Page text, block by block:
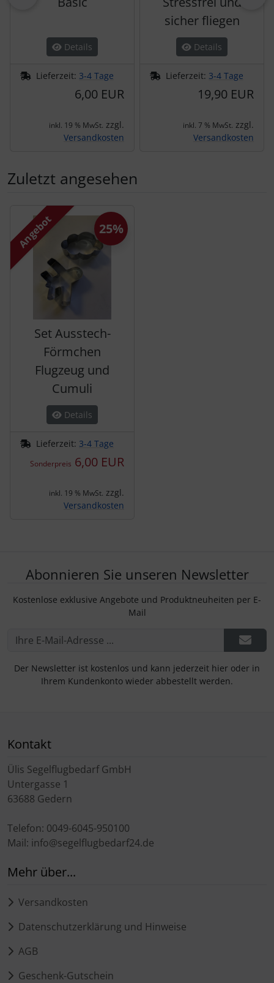
Details
Lieferzeit: 3-4 Tage
6,00 EUR
inkl. 19 % MwSt. zzgl.
Versandkosten
sicher fliegen
Details
Lieferzeit: 3-4 Tage
19,90 EUR
inkl. 7 % MwSt. zzgl.
Versandkosten
Zuletzt angesehen
Es folgt ein Produktslider - navigieren Sie mit der Tab-
Angebot
Set Ausstech-
Förmchen
Flugzeug und
Cumuli
Details
Lieferzeit: 3-4 Tage
Sonderpreis 6,00 EUR
25%
inkl. 19 % MwSt. zzgl.
Versandkosten
Abonnieren Sie unseren Newsletter
Kostenlose exklusive Angebote und Produktneuheiten per E-
Mail
Der Newsletter ist kostenlos und kann jederzeit hier oder in
Ihrem Kundenkonto wieder abbestellt werden.
Kontakt
Ülis Segelflugbedarf GmbH
Untergasse 1
63688 Gedern
Telefon: 0049-6045-950100
Mail: info@segelflugbedarf24.de
Mehr über...
Versandkosten
Datenschutzerklärung und Hinweise
AGB
Geschenk-Gutschein